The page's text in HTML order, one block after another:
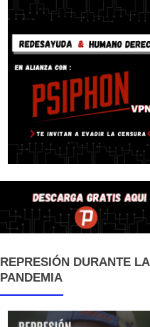
REPRESIÓN DURANTE LA
PANDEMIA